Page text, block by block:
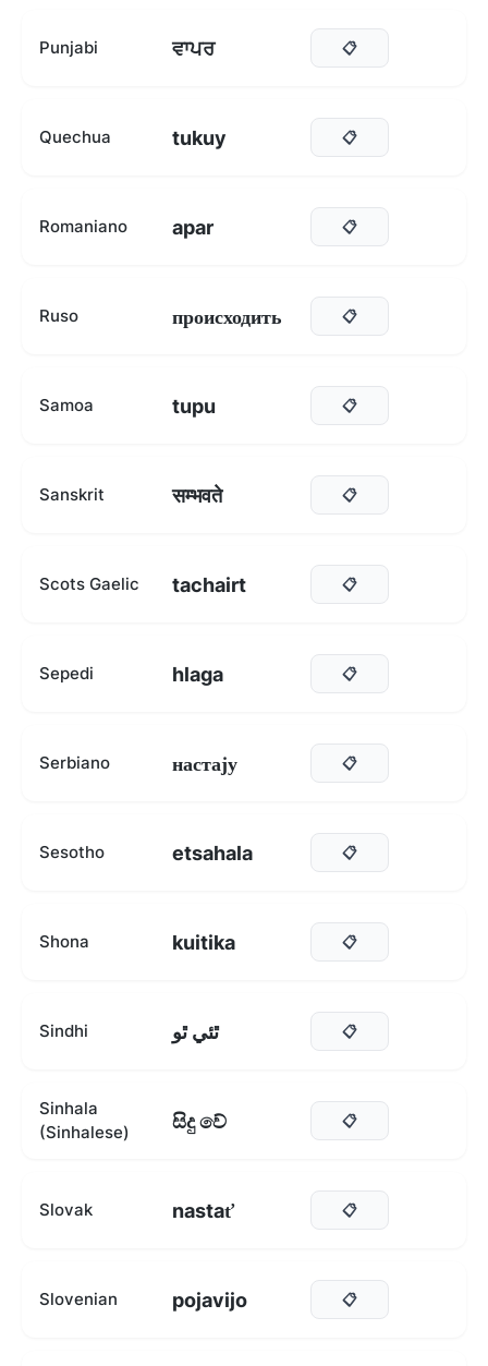
Punjabi ਵਾਪਰ 📋
Quechua tukuy 📋
Romaniano apar 📋
Ruso происходить 📋
Samoa tupu 📋
Sanskrit सम्भवते 📋
Scots Gaelic tachairt 📋
Sepedi hlaga 📋
Serbiano настају 📋
Sesotho etsahala 📋
Shona kuitika 📋
Sindhi ٿئي ٿو 📋
Sinhala
(Sinhalese)
සිදු වේ 📋
Slovak nastať 📋
Slovenian pojavijo 📋